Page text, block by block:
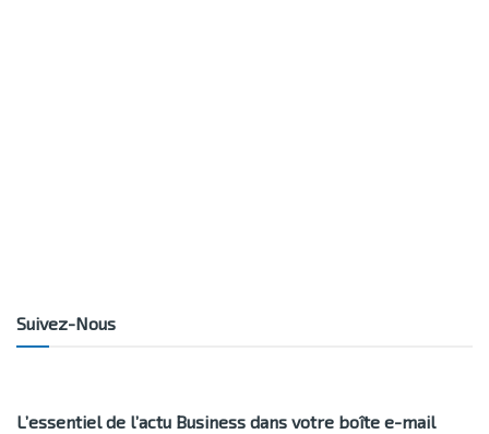
Suivez-Nous
L’essentiel de l’actu Business dans votre boîte e-mail